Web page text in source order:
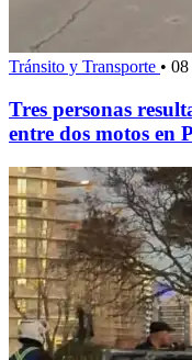
Tránsito y Transporte • 08
Tres personas
entre dos motos en